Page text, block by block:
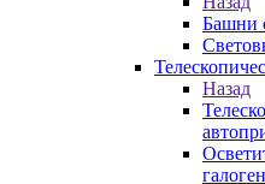
Башни
Назад